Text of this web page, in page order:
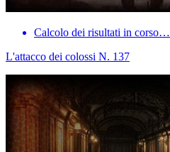
Calcolo dei risultati in corso…
L'attacco dei colossi N. 137